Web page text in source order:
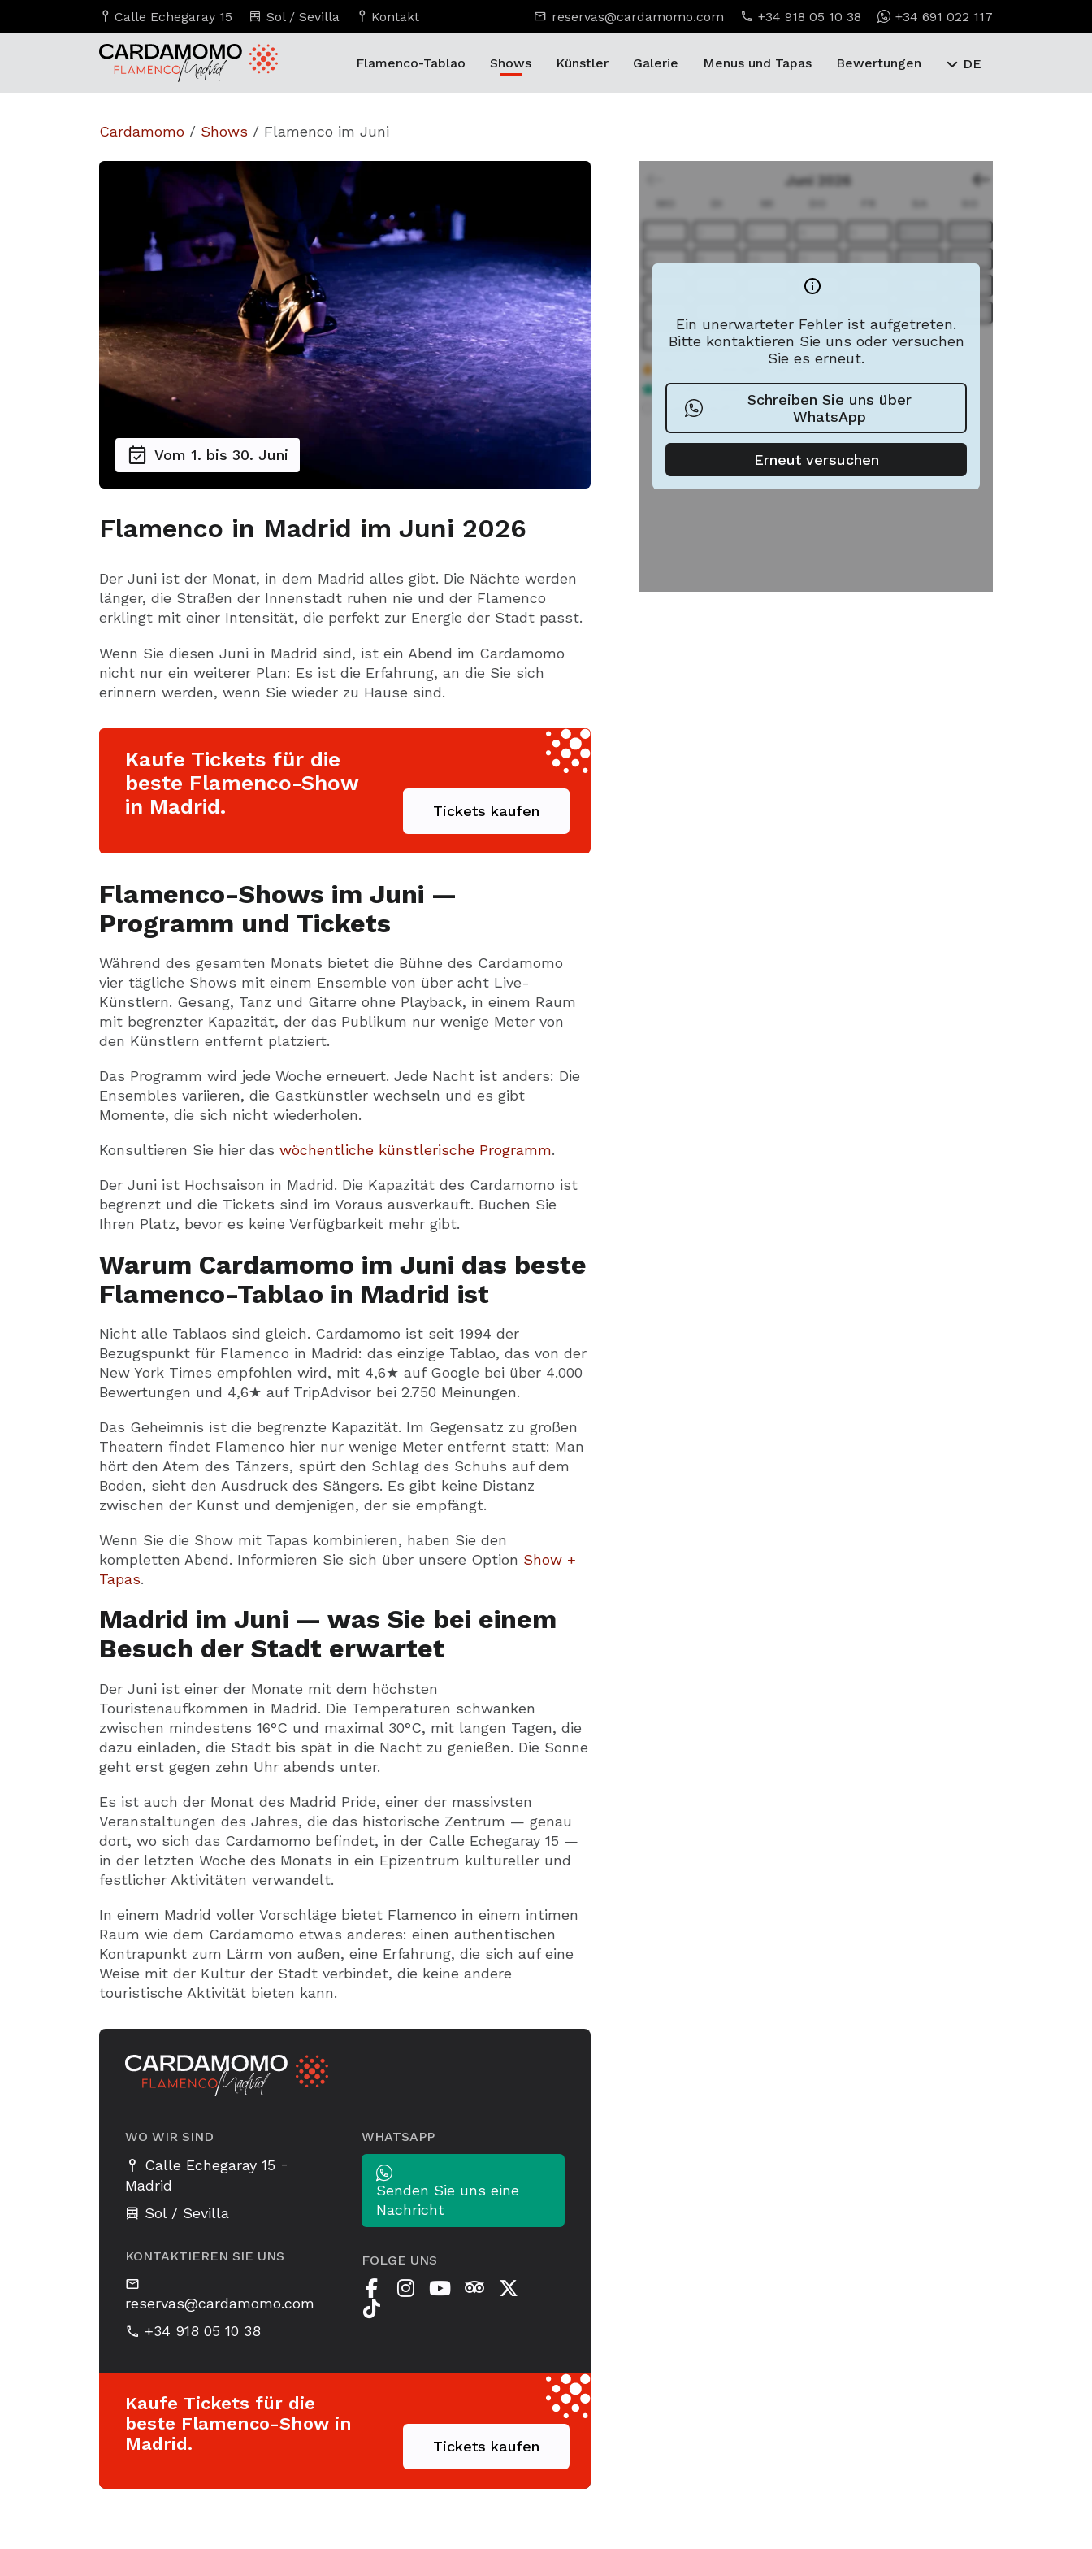
Calle Echegaray 15 Sol / Sevilla Kontakt reservas@cardamomo.com +34 918 05 10 38 +34 691 022 117
Flamenco-Tablao Shows Künstler Galerie Menus und Tapas Bewertungen DE
Cardamomo / Shows / Flamenco im Juni
Vom 1. bis 30. Juni
Flamenco in Madrid im Juni 2026
Der Juni ist der Monat, in dem Madrid alles gibt. Die Nächte werden
länger, die Straßen der Innenstadt ruhen nie und der Flamenco
erklingt mit einer Intensität, die perfekt zur Energie der Stadt passt.
Wenn Sie diesen Juni in Madrid sind, ist ein Abend im Cardamomo
nicht nur ein weiterer Plan: Es ist die Erfahrung, an die Sie sich
erinnern werden, wenn Sie wieder zu Hause sind.
Kaufe Tickets für die
beste Flamenco-Show
in Madrid.
Tickets kaufen
Flamenco-Shows im Juni —
Programm und Tickets
Während des gesamten Monats bietet die Bühne des Cardamomo
vier tägliche Shows mit einem Ensemble von über acht Live-
Künstlern. Gesang, Tanz und Gitarre ohne Playback, in einem Raum
mit begrenzter Kapazität, der das Publikum nur wenige Meter von
den Künstlern entfernt platziert.
Das Programm wird jede Woche erneuert. Jede Nacht ist anders: Die
Ensembles variieren, die Gastkünstler wechseln und es gibt
Momente, die sich nicht wiederholen.
Konsultieren Sie hier das wöchentliche künstlerische Programm.
Der Juni ist Hochsaison in Madrid. Die Kapazität des Cardamomo ist
begrenzt und die Tickets sind im Voraus ausverkauft. Buchen Sie
Ihren Platz, bevor es keine Verfügbarkeit mehr gibt.
Warum Cardamomo im Juni das beste
Flamenco-Tablao in Madrid ist
Nicht alle Tablaos sind gleich. Cardamomo ist seit 1994 der
Bezugspunkt für Flamenco in Madrid: das einzige Tablao, das von der
New York Times empfohlen wird, mit 4,6★ auf Google bei über 4.000
Bewertungen und 4,6★ auf TripAdvisor bei 2.750 Meinungen.
Das Geheimnis ist die begrenzte Kapazität. Im Gegensatz zu großen
Theatern findet Flamenco hier nur wenige Meter entfernt statt: Man
hört den Atem des Tänzers, spürt den Schlag des Schuhs auf dem
Boden, sieht den Ausdruck des Sängers. Es gibt keine Distanz
zwischen der Kunst und demjenigen, der sie empfängt.
Wenn Sie die Show mit Tapas kombinieren, haben Sie den
kompletten Abend. Informieren Sie sich über unsere Option Show +
Tapas.
Madrid im Juni — was Sie bei einem
Besuch der Stadt erwartet
Der Juni ist einer der Monate mit dem höchsten
Touristenaufkommen in Madrid. Die Temperaturen schwanken
zwischen mindestens 16°C und maximal 30°C, mit langen Tagen, die
dazu einladen, die Stadt bis spät in die Nacht zu genießen. Die Sonne
geht erst gegen zehn Uhr abends unter.
Es ist auch der Monat des Madrid Pride, einer der massivsten
Veranstaltungen des Jahres, die das historische Zentrum — genau
dort, wo sich das Cardamomo befindet, in der Calle Echegaray 15 —
in der letzten Woche des Monats in ein Epizentrum kultureller und
festlicher Aktivitäten verwandelt.
In einem Madrid voller Vorschläge bietet Flamenco in einem intimen
Raum wie dem Cardamomo etwas anderes: einen authentischen
Kontrapunkt zum Lärm von außen, eine Erfahrung, die sich auf eine
Weise mit der Kultur der Stadt verbindet, die keine andere
touristische Aktivität bieten kann.
WO WIR SIND
Calle Echegaray 15 -
Madrid
Sol / Sevilla
KONTAKTIEREN SIE UNS
reservas@cardamomo.com
+34 918 05 10 38
WHATSAPP
Senden Sie uns eine
Nachricht
FOLGE UNS
Kaufe Tickets für die
beste Flamenco-Show in
Madrid.
Tickets kaufen